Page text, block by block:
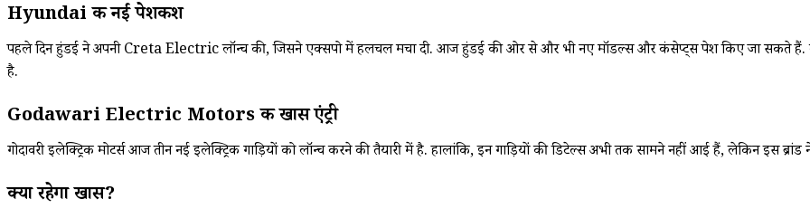
Hyundai की नई पेशकश
पहले दिन हुंडई ने अपनी Creta Electric लॉन्च की, जिसने एक्सपो में हलचल मचा दी. आज हुंडई की ओर से और भी नए मॉडल्स और कंसेप्ट्स पेश किए जा सकते हैं.
है.
Godawari Electric Motors की खास एंट्री
गोदावरी इलेक्ट्रिक मोटर्स आज तीन नई इलेक्ट्रिक गाड़ियों को लॉन्च करने की तैयारी में है. हालांकि, इन गाड़ियों की डिटेल्स अभी तक सामने नहीं आई हैं, लेकिन इस ब्रांड
क्या रहेगा खास?